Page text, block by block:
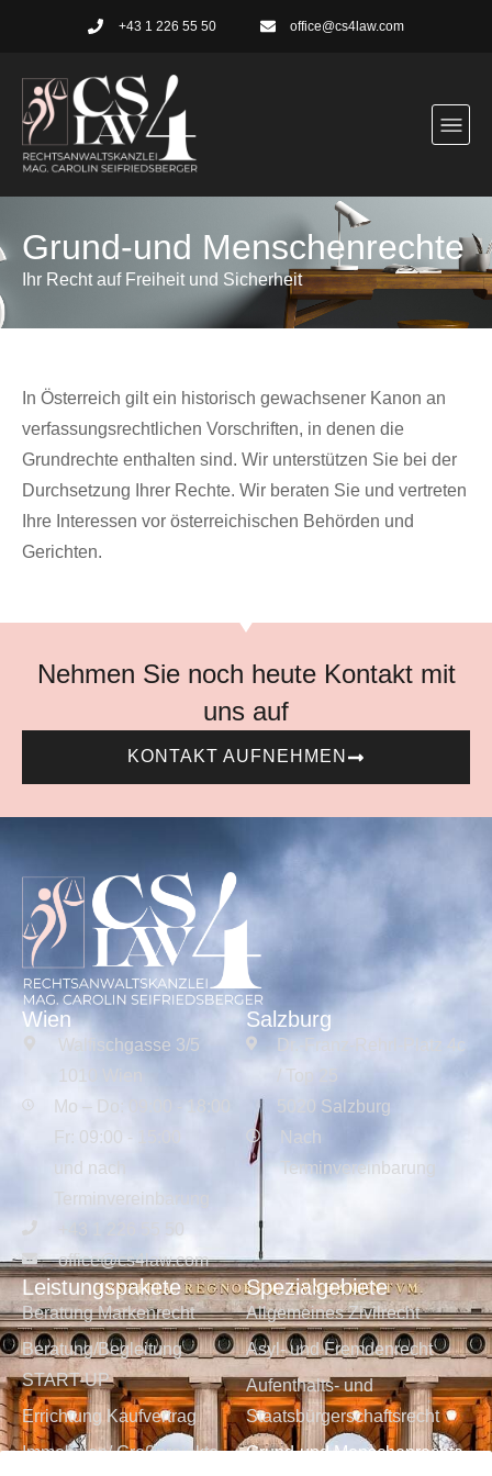
+43 1 226 55 50 office@cs4law.com
Grund-und Menschenrechte
Ihr Recht auf Freiheit und Sicherheit
In Österreich gilt ein historisch gewachsener Kanon an
verfassungsrechtlichen Vorschriften, in de­nen die
Grundrechte enthalten sind. Wir unterstützen Sie bei der
Durchsetzung Ihrer Rechte. Wir beraten Sie und vertreten
Ihre Interessen vor österreichischen Behörden und
Gerichten.
Nehmen Sie noch heute Kontakt mit
uns auf
KONTAKT AUFNEHMEN
Wien
Walfischgasse 3/5
1010 Wien
Mo – Do: 09:00 - 18:00
Fr: 09:00 - 15:00
und nach
Terminvereinbarung
+43 1 226 55 50
office@cs4law.com
Salzburg
Dr.-Franz-Rehrl-Platz 4c
/ Top 25
5020 Salzburg
Nach
Terminvereinbarung
Leistungspakete
Beratung Markenrecht
Beratung/Begleitung
START-UP
Errichtung Kaufvertrag
Immobilien/ Großprojekte
Spezialgebiete
Allgemeines Zivilrecht
Asyl- und Fremdenrecht
Aufenthalts- und
Staatsbürgerschaftsrecht
Grund-und Menschenrechte